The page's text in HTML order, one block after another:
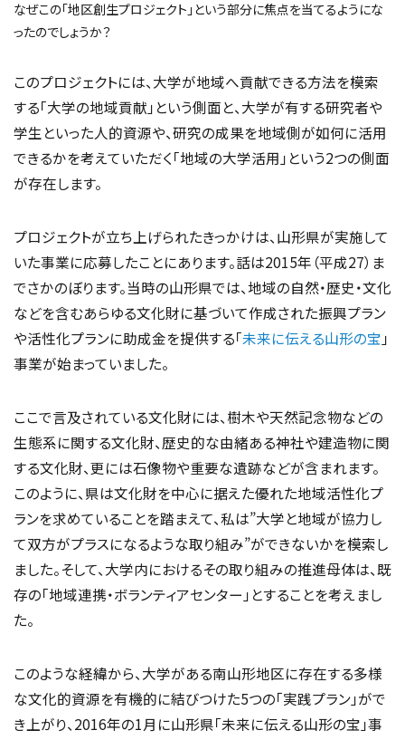
なぜこの「地区創生プロジェクト」という部分に焦点を当てるようにな
ったのでしょうか？
このプロジェクトには、大学が地域へ貢献できる方法を模索
する「大学の地域貢献」という側面と、大学が有する研究者や
学生といった人的資源や、研究の成果を地域側が如何に活用
できるかを考えていただく「地域の大学活用」という2つの側面
が存在します。
プロジェクトが立ち上げられたきっかけは、山形県が実施して
いた事業に応募したことにあります。話は2015年（平成27）ま
でさかのぼります。当時の山形県では、地域の自然・歴史・文化
などを含むあらゆる文化財に基づいて作成された振興プラン
や活性化プランに助成金を提供する「未来に伝える山形の宝 」
事業が始まっていました。
ここで言及されている文化財には、樹木や天然記念物などの
生態系に関する文化財、歴史的な由緒ある神社や建造物に関
する文化財、更には石像物や重要な遺跡などが含まれます。
このように、県は文化財を中心に据えた優れた地域活性化プ
ランを求めていることを踏まえて、私は”大学と地域が協力し
て双方がプラスになるような取り組み”ができないかを模索し
ました。そして、大学内におけるその取り組みの推進母体は、既
存の「地域連携・ボランティアセンター」とすることを考えまし
た。
このような経緯から、大学がある南山形地区に存在する多様
な文化的資源を有機的に結びつけた5つの「実践プラン」がで
き上がり、2016年の1月に山形県「未来に伝える山形の宝」事